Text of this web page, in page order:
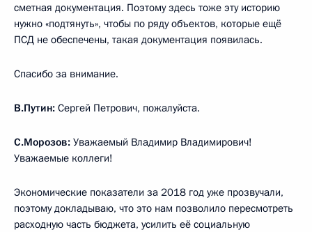
сметная документация. Поэтому здесь тоже эту историю
нужно «подтянуть», чтобы по ряду объектов, которые ещё
ПСД не обеспечены, такая документация появилась.
Спасибо за внимание.
В.Путин: Сергей Петрович, пожалуйста.
С.Морозов: Уважаемый Владимир Владимирович!
Уважаемые коллеги!
Экономические показатели за 2018 год уже прозвучали,
поэтому докладываю, что это нам позволило пересмотреть
расходную часть бюджета, усилить её социальную